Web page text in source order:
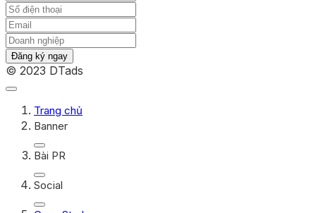
Đăng ký ngay
© 2023 DTads
Trang chủ
Banner
Bài PR
Social